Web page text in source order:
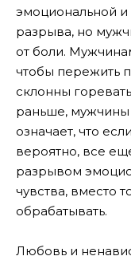
эмоциональной
разрыва, но
от боли.
чтобы пережить
склонны
раньше, мужчины
означает, что
вероятно, все
разрывом
чувства, вместо
обрабатывать.
Любовь и